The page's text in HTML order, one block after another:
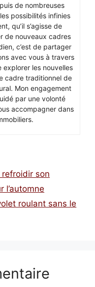
de nombreuses
possibilités infinies
qu’il s’agisse de
de nouveaux cadres
c’est de partager
avec vous à travers
explorer les nouvelles
cadre traditionnel de
Mon engagement
par une volonté
accompagner dans
refroidir son
l’automne
roulant sans le